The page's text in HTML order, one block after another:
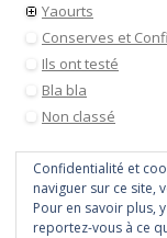
Yaourts
Conserves et
Ils ont testé
Bla bla
Non classé
Confidentialité et
naviguer sur ce site,
Pour en savoir plus,
reportez-vous à ce